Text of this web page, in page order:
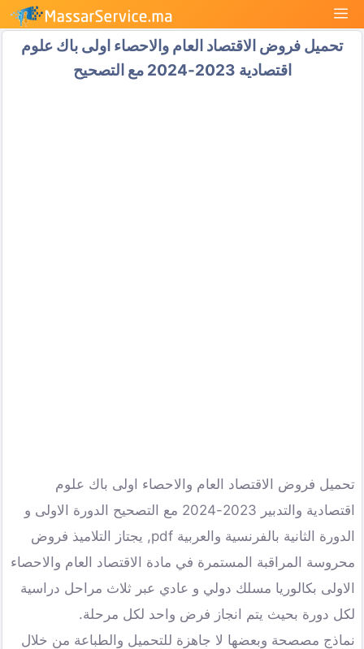
انتقل
إلى
المحتوى
القائمة
تحميل فروض الاقتصاد العام والاحصاء اولى باك علوم
اقتصادية 2023-2024 مع التصحيح
تحميل فروض الاقتصاد العام والاحصاء اولى باك علوم
اقتصادية والتدبير 2023-2024 مع التصحيح الدورة الاولى و
الدورة الثانية بالفرنسية والعربية pdf, يجتاز التلاميذ فروض
محروسة المراقبة المستمرة في مادة الاقتصاد العام والاحصاء
الاولى بكالوريا مسلك دولي و عادي عبر ثلاث مراحل دراسية
لكل دورة بحيث يتم انجاز فرض واحد لكل مرحلة.
نماذج مصصحة وبعضها لا جاهزة للتحميل والطباعة من خلال